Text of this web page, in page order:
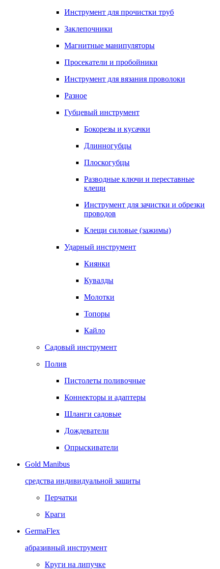
Инструмент для прочистки труб
Заклепочники
Магнитные манипуляторы
Просекатели и пробойники
Инструмент для вязания проволоки
Разное
Губцевый инструмент
Бокорезы и кусачки
Длинногубцы
Плоскогубцы
Разводные ключи и переставные
клещи
Инструмент для зачистки и обрезки
проводов
Клещи силовые (зажимы)
Ударный инструмент
Киянки
Кувалды
Молотки
Топоры
Кайло
Садовый инструмент
Полив
Пистолеты поливочные
Коннекторы и адаптеры
Шланги садовые
Дождеватели
Опрыскиватели
Gold Manibus
средства индивидуальной защиты
Перчатки
Краги
GermaFlex
абразивный инструмент
Круги на липучке